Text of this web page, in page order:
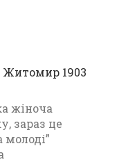
Житомир 1903
жіноча
зараз це
молоді”